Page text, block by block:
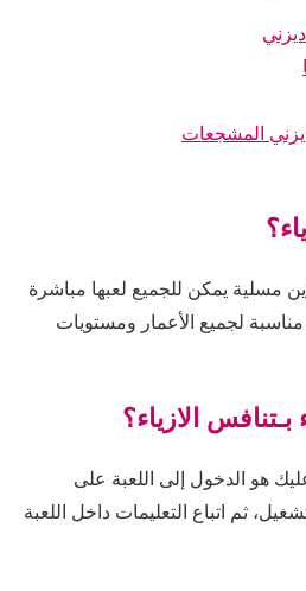
المشجعات
مسلية يمكن للجميع لعبها مباشرة
لجميع الأعمار ومستويات
الازياء؟
هو الدخول إلى اللعبة على
ثم اتباع التعليمات داخل اللعبة